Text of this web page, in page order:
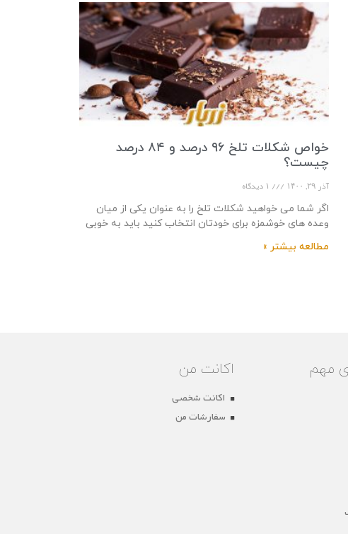
خواص شکلات تلخ ۹۶ درصد و ۸۴ درصد
چیست؟
آذر ۲۹, ۱۴۰۰
اگر شما می خواهید شکلات تلخ را به عنوان یکی از میان
وعده های خوشمزه برای خودتان انتخاب کنید باید به خوبی
مطالعه بیشتر »
مهم اکانت من
اکانت شخصی
سفارشات من